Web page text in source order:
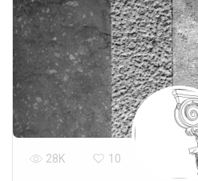
28K 10